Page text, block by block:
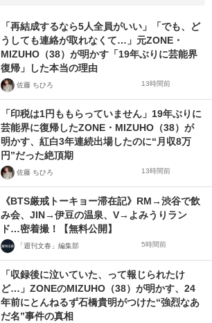
「再結成するなら5人全員がいい」「でも、ど
うしても連絡が取れなくて…」元ZONE・
MIZUHO（38）が明かす「19年ぶりに芸能界
復帰」した本当の理由
佐藤 ちひろ 13時間前
「印税は1円ももらっていません」19年ぶりに
芸能界に復帰したZONE・MIZUHO（38）が
明かす、紅白3年連続出場したのに“月収8万
円”だった絶頂期
佐藤 ちひろ 13時間前
《BTS厳戒トーキョー滞在記》RM→渋谷で飲
み会、JIN→伊豆の温泉、V→よみうりラン
ド…密着撮！【無料公開】
「週刊文春」編集部 5時間前
「収録後に泣いていた、って報じられたけ
ど…」ZONEのMIZUHO（38）が明かす、24
年前にとんねるず石橋貴明がつけた“強烈なあ
だ名”事件の真相